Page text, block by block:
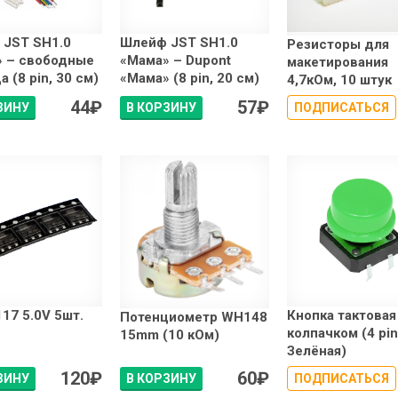
SH1.0
– свободные
(8 pin, 30 см)
44₽
Шлейф JST SH1.0
«Мама» – Dupont
«Мама» (8 pin, 20 см)
В КОРЗИНУ 57₽
Резисторы для
макетирования
4,7кОм, 10 штук
ПОДПИСАТЬСЯ
5.0V 5шт.
120₽
Потенциометр WH148
15mm (10 кОм)
В КОРЗИНУ 60₽
Кнопка
колпачком (4
Зелёная)
ПОДПИСАТЬСЯ